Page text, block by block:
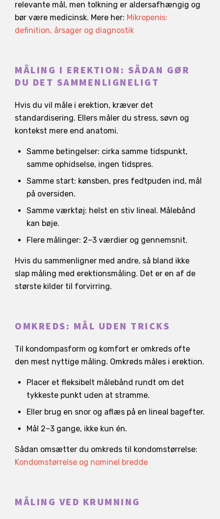
relevante mål, men tolkning er aldersafhængig og
bør være medicinsk. Mere her: Mikropenis:
definition, årsager og diagnostik
MÅLING I EREKTION: SÅDAN GØR
DU DET SAMMENLIGNELIGT
Hvis du vil måle i erektion, kræver det
standardisering. Ellers måler du stress, søvn og
kontekst mere end anatomi.
Samme betingelser: cirka samme tidspunkt,
samme ophidselse, ingen tidspres.
Samme start: kønsben, pres fedtpuden ind, mål
på oversiden.
Samme værktøj: helst en stiv lineal. Målebånd
kan bøje.
Flere målinger: 2–3 værdier og gennemsnit.
Hvis du sammenligner med andre, så bland ikke
slap måling med erektionsmåling. Det er en af de
største kilder til forvirring.
OMKREDS: MÅL UDEN TRICKS
Til kondompasform og komfort er omkreds ofte
den mest nyttige måling. Omkreds måles i erektion.
Placer et fleksibelt målebånd rundt om det
tykkeste punkt uden at stramme.
Eller brug en snor og aflæs på en lineal bagefter.
Mål 2–3 gange, ikke kun én.
Sådan omsætter du omkreds til kondomstørrelse:
Kondomstørrelse og nominel bredde
MÅLING VED KRUMNING